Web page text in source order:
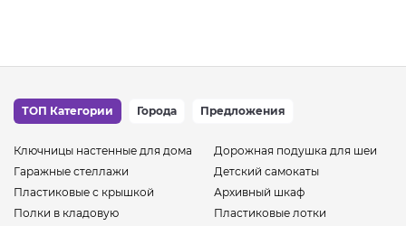
ТОП Категории Города Предложения
Ключницы настенные для дома
Гаражные стеллажи
Пластиковые с крышкой
Полки в кладовую
Дорожная подушка для шеи
Детский самокаты
Архивный шкаф
Пластиковые лотки